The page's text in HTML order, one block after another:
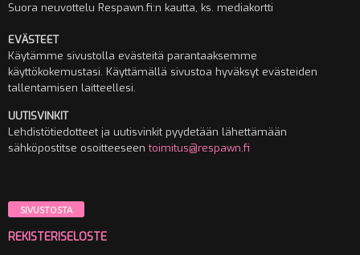
Suora neuvottelu Respawn.fi:n kautta, ks. mediakortti
EVÄSTEET
Käytämme sivustolla evästeitä parantaaksemme
käyttökokemustasi. Käyttämällä sivustoa hyväksyt evästeiden
tallentamisen laitteellesi.
UUTISVINKIT
Lehdistötiedotteet ja uutisvinkit pyydetään lähettämään
sähköpostitse osoitteeseentoimitus@respawn.fi
SIVUSTOSTA
REKISTERISELOSTE